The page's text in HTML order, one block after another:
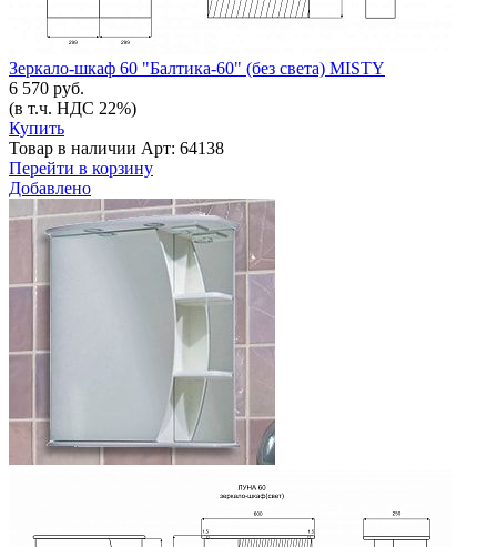
Зеркало-шкаф 60 "Балтика-60" (без света) MISTY
6 570 руб.
(в т.ч. НДС 22%)
Купить
Товар в наличии Арт: 64138
Перейти в корзину
Добавлено